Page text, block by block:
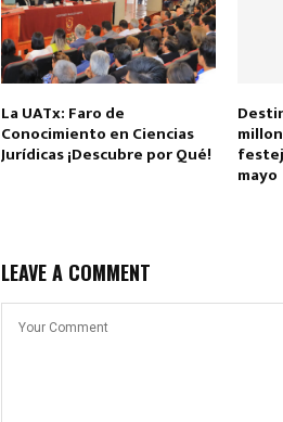
La UATx: Faro de
Conocimiento en Ciencias
Jurídicas ¡Descubre por Qué!
mayo
LEAVE A COMMENT